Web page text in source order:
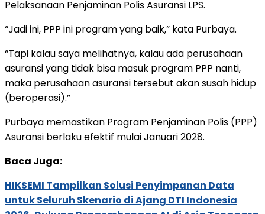
Pelaksanaan Penjaminan Polis Asuransi LPS.
“Jadi ini, PPP ini program yang baik,” kata Purbaya.
“Tapi kalau saya melihatnya, kalau ada perusahaan
asuransi yang tidak bisa masuk program PPP nanti,
maka perusahaan asuransi tersebut akan susah hidup
(beroperasi).”
Purbaya memastikan Program Penjaminan Polis (PPP)
Asuransi berlaku efektif mulai Januari 2028.
Baca Juga:
HIKSEMI Tampilkan Solusi Penyimpanan Data
untuk Seluruh Skenario di Ajang DTI Indonesia